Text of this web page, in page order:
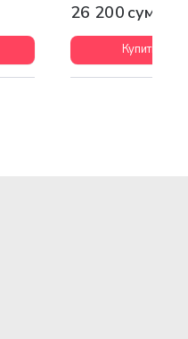
26 200 сум
Купить